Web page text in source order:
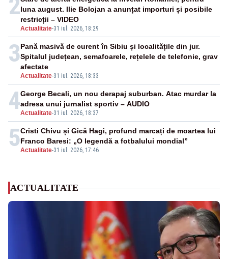
2
Actualitate-31 iul. 2026, 18:29
luna august. Ilie Bolojan a anunțat importuri și posibile
restricții – VIDEO
3
Actualitate-31 iul. 2026, 18:33
Pană masivă de curent în Sibiu și localitățile din jur.
Spitalul județean, semafoarele, rețelele de telefonie, grav
afectate
4Actualitate-31 iul. 2026, 18:37
George Becali, un nou derapaj suburban. Atac murdar la
adresa unui jurnalist sportiv – AUDIO
5Actualitate-31 iul. 2026, 17:46
Cristi Chivu și Gică Hagi, profund marcați de moartea lui
Franco Baresi: „O legendă a fotbalului mondial”
ACTUALITATE